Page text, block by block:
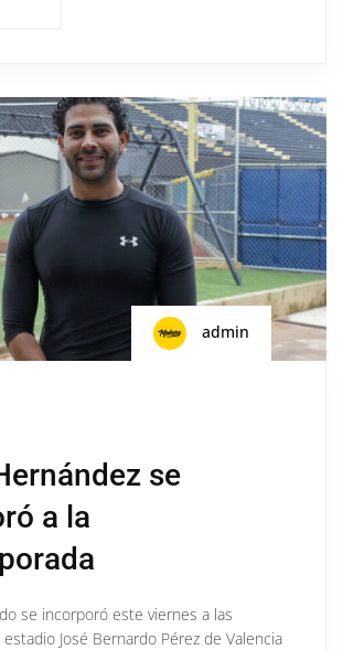
admin
se
a la
se incorporó este viernes a las
José Bernardo Pérez de Valencia